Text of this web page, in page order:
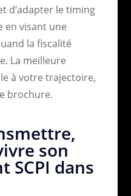
d’adapter le timing
en visant une
la fiscalité
La meilleure
à votre trajectoire,
brochure.
son
SCPI dans